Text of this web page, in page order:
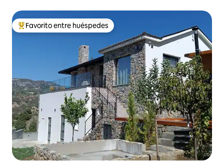
Favorito entre huéspedes preferido
Favorito entre huéspedes